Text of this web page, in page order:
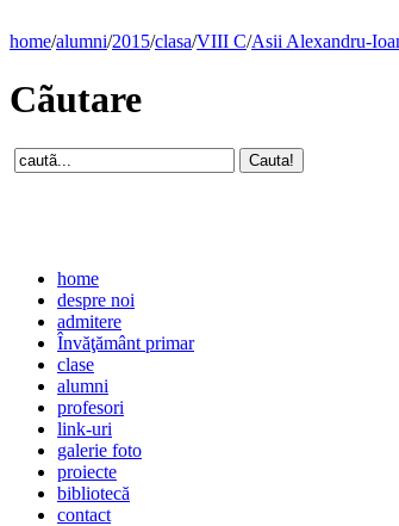
home/alumni/2015/clasa/VIII C/Asii Alexandru-
Cãutare
home
despre noi
admitere
Învăţământ primar
clase
alumni
profesori
link-uri
galerie foto
proiecte
bibliotecă
contact